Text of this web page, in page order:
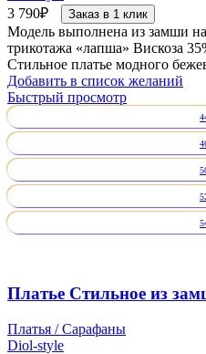
3 790₽ Заказ в 1 клик
Модель выполнена из замши
трикотажа «лапша» Вискоза
Стильное платье модного
Добавить в список желаний
Быстрый просмотр
Платье Стильное из
Платья / Сарафаны
Diol-style